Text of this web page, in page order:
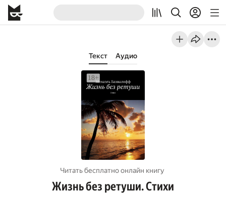
Текст Аудио
Читать бесплатно онлайн книгу
Жизнь без ретуши. Стихи